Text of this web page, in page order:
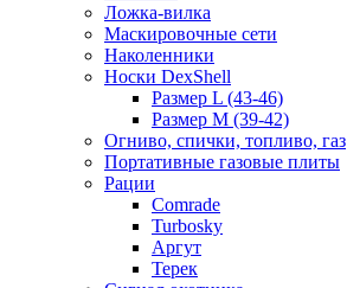
Ложка-вилка
Маскировочные сети
Наколенники
Носки DexShell
Размер L (43-46)
Размер M (39-42)
Огниво, спички, топливо, газ
Портативные газовые плиты
Рации
Comrade
Turbosky
Аргут
Терек